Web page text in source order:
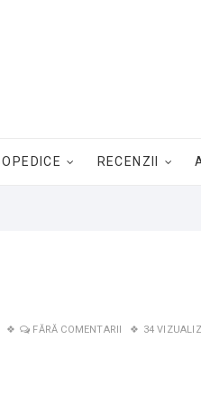
RECENZII
FĂRĂ COMENTARII 34